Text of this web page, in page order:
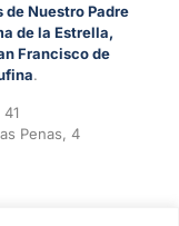
Nuestro Padre
de la Estrella,
Francisco de
.
Penas, 4